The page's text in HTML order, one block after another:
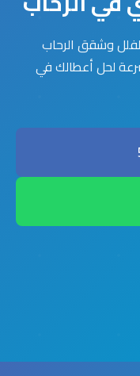
وشقق الرحاب
لحل أعطالك في